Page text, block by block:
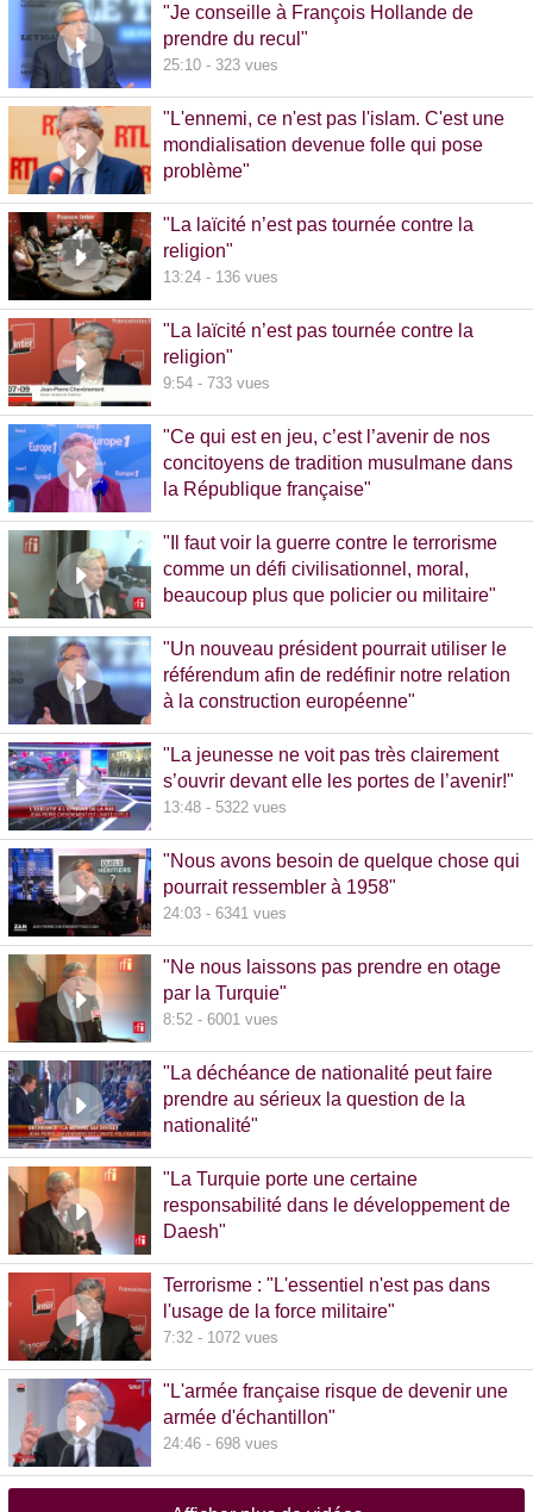
"Je conseille à François Hollande de
prendre du recul"
25:10 - 323 vues
"L'ennemi, ce n'est pas l'islam. C'est une
mondialisation devenue folle qui pose
problème"
"La laïcité n’est pas tournée contre la
religion"
13:24 - 136 vues
"La laïcité n’est pas tournée contre la
religion"
9:54 - 733 vues
"Ce qui est en jeu, c’est l’avenir de nos
concitoyens de tradition musulmane dans
la République française"
"Il faut voir la guerre contre le terrorisme
comme un défi civilisationnel, moral,
beaucoup plus que policier ou militaire"
"Un nouveau président pourrait utiliser le
référendum afin de redéfinir notre relation
à la construction européenne"
"La jeunesse ne voit pas très clairement
s’ouvrir devant elle les portes de l’avenir!"
13:48 - 5322 vues
"Nous avons besoin de quelque chose qui
pourrait ressembler à 1958"
24:03 - 6341 vues
"Ne nous laissons pas prendre en otage
par la Turquie"
8:52 - 6001 vues
"La déchéance de nationalité peut faire
prendre au sérieux la question de la
nationalité"
"La Turquie porte une certaine
responsabilité dans le développement de
Daesh"
Terrorisme : "L'essentiel n'est pas dans
l'usage de la force militaire"
7:32 - 1072 vues
"L'armée française risque de devenir une
armée d'échantillon"
24:46 - 698 vues